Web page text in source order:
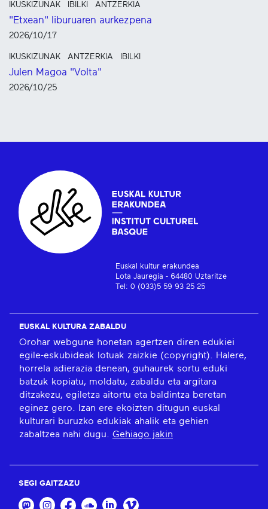
IKUSKIZUNAK IBILKI ANTZERKIA
"Etxean" liburuaren aurkezpena
2026/10/17
IKUSKIZUNAK ANTZERKIA IBILKI
Julen Magoa "Volta"
2026/10/25
Euskal kultur erakundea
Lota Jauregia - 64480 Uztaritze
Tel: 0 (033)5 59 93 25 25
EUSKAL KULTURA ZABALDU
Orohar webgune honetan agertzen diren edukiei
egile-eskubideak lotuak zaizkie (copyright). Halere,
horrela adierazia denean, guhaurek sortu eduki
batzuk kopiatu, moldatu, zabaldu eta argitara
ditzakezu, egiletza aitortu eta baldintza beretan
eginez gero. Izan ere ekoizten ditugun euskal
kulturari buruzko edukiak ahalik eta gehien
zabaltzea nahi dugu. Gehiago jakin
SEGI GAITZAZU